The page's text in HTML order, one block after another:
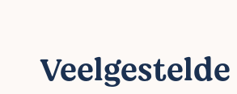
Veelgestelde